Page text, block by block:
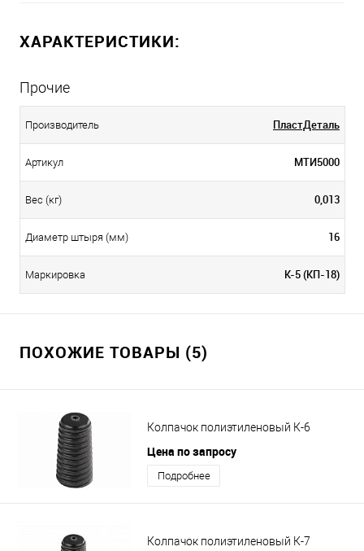
ХАРАКТЕРИСТИКИ:
Прочие
Производитель ПластДеталь
Артикул МТИ5000
Вес (кг) 0,013
Диаметр штыря (мм) 16
Маркировка К-5 (КП-18)
ПОХОЖИЕ ТОВАРЫ (5)
Колпачок полиэтиленовый К-6
Цена по запросу
Подробнее
Колпачок полиэтиленовый К-7